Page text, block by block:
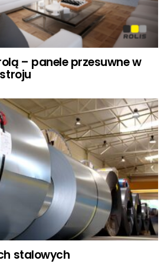
– panele przesuwne w
stalowych